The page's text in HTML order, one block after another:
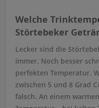
Welche
Störtebeker
Lecker sind die
immer. Noch besser
perfekten Temperatur.
zwischen 5 und 8 Grad
falsch. An einem